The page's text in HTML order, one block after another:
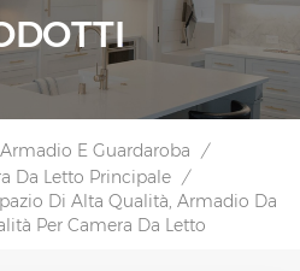
E Guardaroba /
Da Letto Principale /
Di Alta Qualità, Armadio Da
Per Camera Da Letto